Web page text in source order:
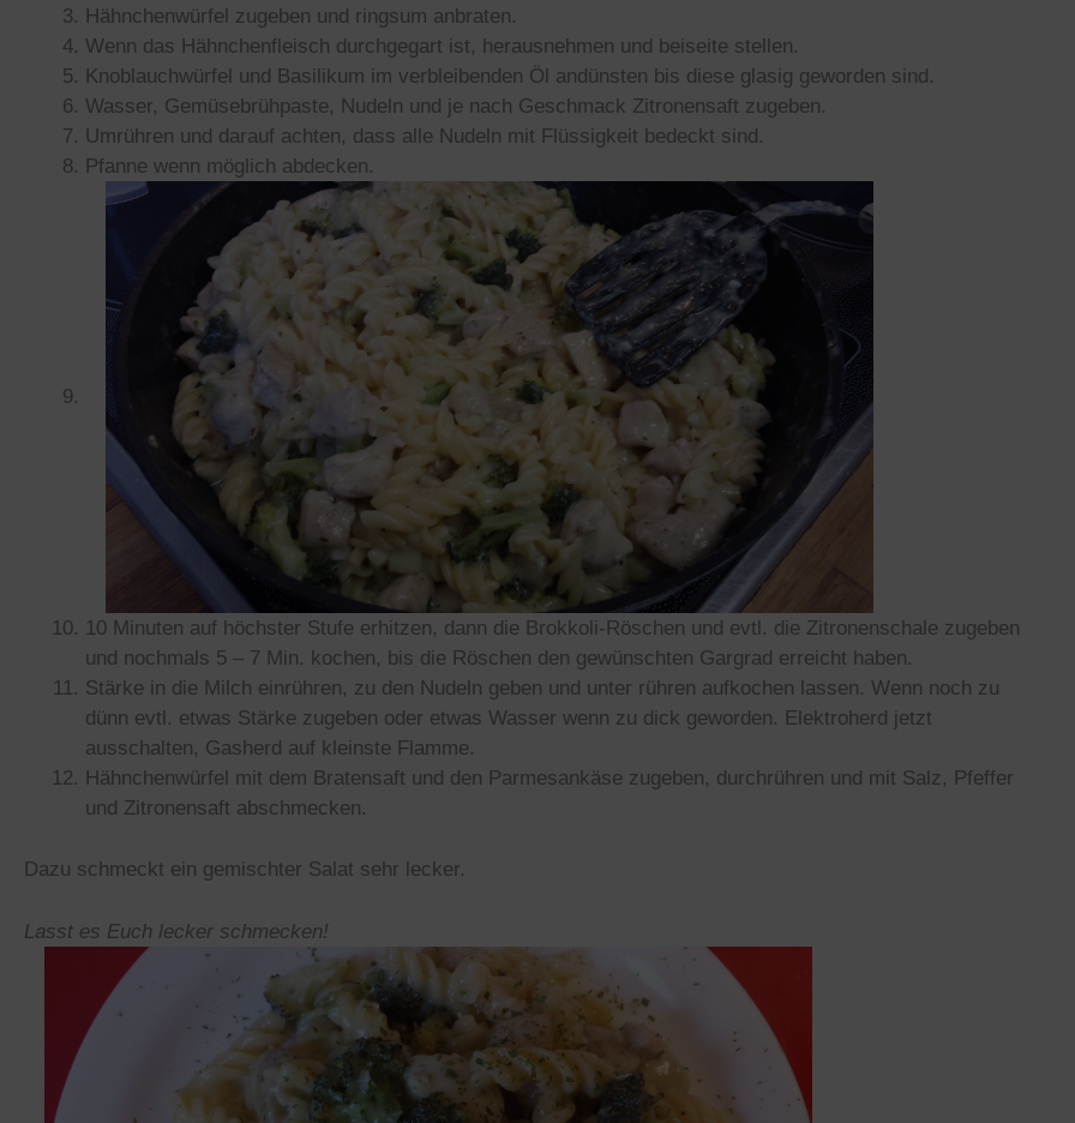
Hähnchenwürfel zugeben und ringsum anbraten.
Wenn das Hähnchenfleisch durchgegart ist, herausnehmen und beiseite stellen.
Knoblauchwürfel und Basilikum im verbleibenden Öl andünsten bis diese glasig geworden sind.
Wasser, Gemüsebrühpaste, Nudeln und je nach Geschmack Zitronensaft zugeben.
Umrühren und darauf achten, dass alle Nudeln mit Flüssigkeit bedeckt sind.
Pfanne wenn möglich abdecken.
10 Minuten auf höchster Stufe erhitzen, dann die Brokkoli-Röschen und evtl. die Zitronenschale zugeben
und nochmals 5 – 7 Min. kochen, bis die Röschen den gewünschten Gargrad erreicht haben.
Stärke in die Milch einrühren, zu den Nudeln geben und unter rühren aufkochen lassen. Wenn noch zu
dünn evtl. etwas Stärke zugeben oder etwas Wasser wenn zu dick geworden. Elektroherd jetzt
ausschalten, Gasherd auf kleinste Flamme.
Hähnchenwürfel mit dem Bratensaft und den Parmesankäse zugeben, durchrühren und mit Salz, Pfeffer
und Zitronensaft abschmecken.
Dazu schmeckt ein gemischter Salat sehr lecker.
Lasst es Euch lecker schmecken!